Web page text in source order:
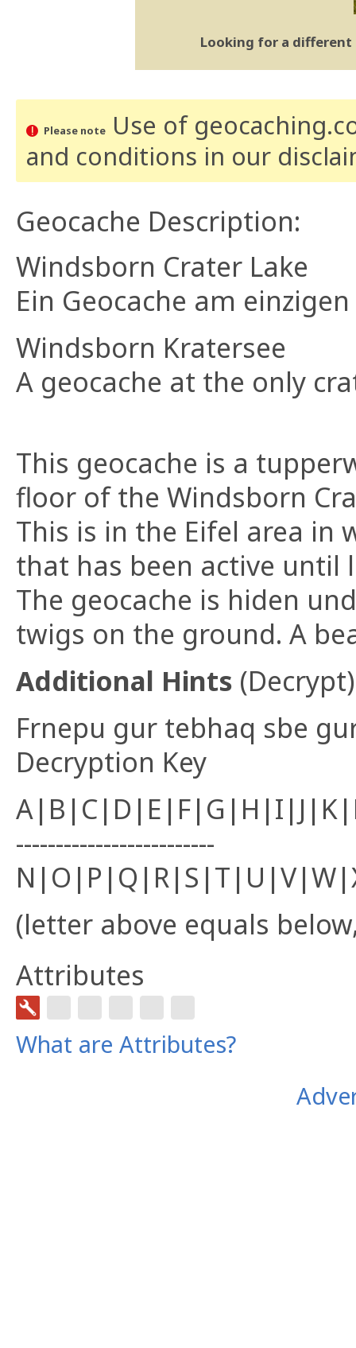
Looking for a different
Please noteUse of
and conditions in our
Geocache Description:
Windsborn Crater Lake
Ein Geocache am
Windsborn Kratersee
A geocache at the only
This geocache is a
floor of the Windsborn
This is in the Eifel area in
that has been active until
The geocache is hiden
twigs on the ground. A
Additional Hints (Decrypt)
Frnepu gur tebhaq sbe
Decryption Key
-------------------------
(letter above equals
Attributes
What are Attributes?